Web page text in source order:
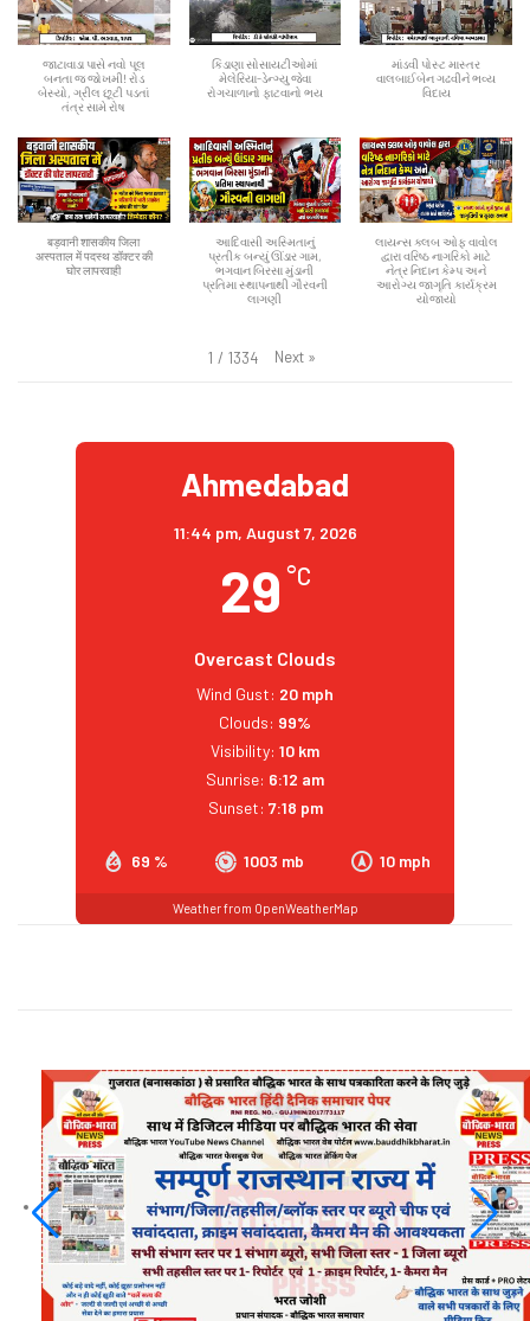
જાટાવાડા પાસે નવો પૂલ
બનતા જ જોખમી! રોડ
બેસ્યો, ગ્રીલ છૂટી પડતાં
તંત્ર સામે રોષ
કિડાણા સોસાયટીઓમાં
મેલેરિયા-ડેન્ગ્યુ જેવા
રોગચાળાનો ફાટવાનો ભય
માંડવી પોસ્ટ માસ્તર
વાલબાઈબેન ગઢવીને ભવ્ય
વિદાય
बड़वानी शासकीय जिला
अस्पताल में पदस्थ डॉक्टर की
घोर लापरवाही
આદિવાસી અસ્મિતાનું
પ્રતીક બન્યું ઊંડાર ગામ,
ભગવાન બિરસા મુંડાની
પ્રતિમા સ્થાપનાથી ગૌરવની
લાગણી
લાયન્સ ક્લબ ઓફ વાવોલ
દ્વારા વરિષ્ઠ નાગરિકો માટે
નેત્ર નિદાન કેમ્પ અને
આરોગ્ય જાગૃતિ કાર્યક્રમ
યોજાયો
1 / 1334 Next »
Ahmedabad
11:44 pm, August 7, 2026
29 °C
Overcast Clouds
69 % 1003 mb 10 mph
Wind Gust: 20 mph
Clouds: 99%
Visibility: 10 km
Sunrise: 6:12 am
Sunset: 7:18 pm
Weather from OpenWeatherMap